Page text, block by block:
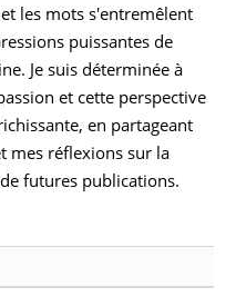
les mots s'entremêlent
puissantes de
Je suis déterminée à
et cette perspective
en partageant
mes réflexions sur la
futures publications.